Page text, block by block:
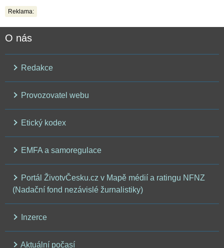
Reklama:
O nás
Redakce
Provozovatel webu
Etický kodex
EMFA a samoregulace
Portál ŽivotvČesku.cz v Mapě médií a ratingu NFNZ
(Nadační fond nezávislé žurnalistiky)
Inzerce
Aktuální počasí